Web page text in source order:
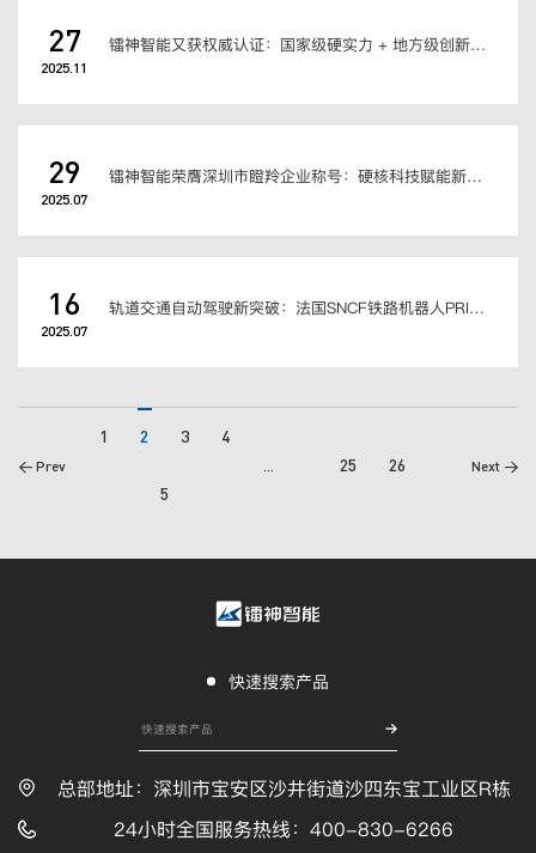
27
2025.11
镭神智能又获权威认证：国家级硬实力 + 地方级创新力的双重加持
29
2025.07
镭神智能荣膺深圳市瞪羚企业称号：硬核科技赋能新经济，创新驱动引领产业升级
16
2025.07
轨道交通自动驾驶新突破：法国SNCF铁路机器人PRIME搭载镭神智能激光雷达实现高效障碍物检测
< Prev
1 2 3 4
5
25 26 Next >
快速搜索产品
总部地址：深圳市宝安区沙井街道沙四东宝工业区R栋
24小时全国服务热线：400-830-6266